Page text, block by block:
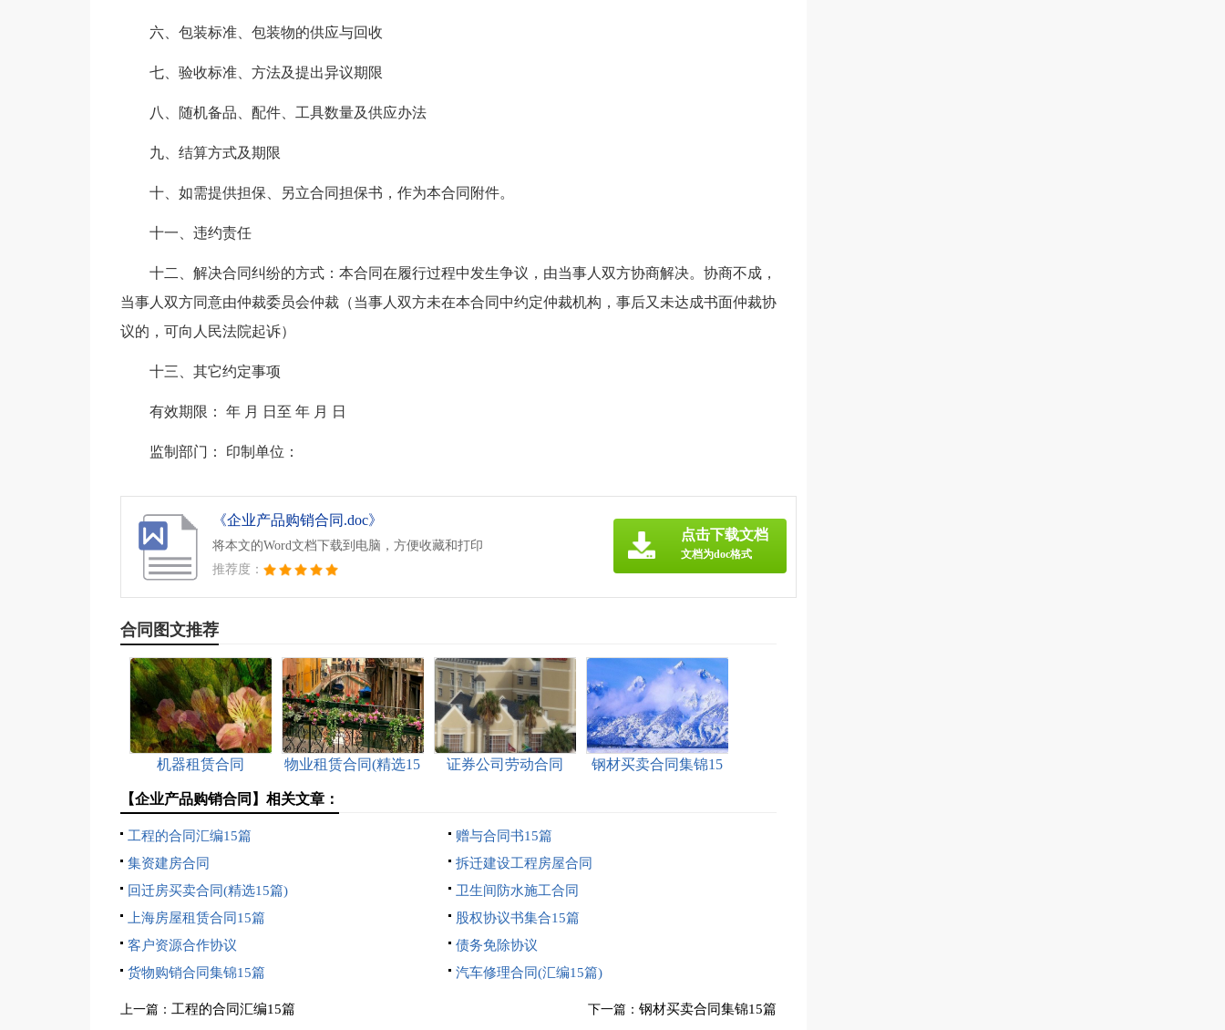
六、包装标准、包装物的供应与回收
七、验收标准、方法及提出异议期限
八、随机备品、配件、工具数量及供应办法
九、结算方式及期限
十、如需提供担保、另立合同担保书，作为本合同附件。
十一、违约责任
十二、解决合同纠纷的方式：本合同在履行过程中发生争议，由当事人双方协商解决。协商不成，
当事人双方同意由仲裁委员会仲裁（当事人双方未在本合同中约定仲裁机构，事后又未达成书面仲裁协
议的，可向人民法院起诉）
十三、其它约定事项
有效期限： 年 月 日至 年 月 日
监制部门： 印制单位：
《企业产品购销合同.doc》
将本文的Word文档下载到电脑，方便收藏和打印
推荐度：
点击下载文档
文档为doc格式
合同图文推荐
机器租赁合同
物业租赁合同(精选15
证券公司劳动合同
钢材买卖合同集锦15
【企业产品购销合同】相关文章：
工程的合同汇编15篇
赠与合同书15篇
集资建房合同
拆迁建设工程房屋合同
回迁房买卖合同(精选15篇)
卫生间防水施工合同
上海房屋租赁合同15篇
股权协议书集合15篇
客户资源合作协议
债务免除协议
货物购销合同集锦15篇
汽车修理合同(汇编15篇)
上一篇： 工程的合同汇编15篇 下一篇： 钢材买卖合同集锦15篇